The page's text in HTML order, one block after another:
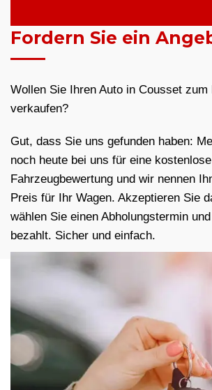
Fordern Sie ein
Wollen Sie Ihren Auto in Cousset zum
verkaufen?
Gut, dass Sie uns gefunden haben:
noch heute bei uns für eine kostenlose
Fahrzeugbewertung und wir nennen
Preis für Ihr Wagen. Akzeptieren Sie
wählen Sie einen Abholungstermin
bezahlt. Sicher und einfach.